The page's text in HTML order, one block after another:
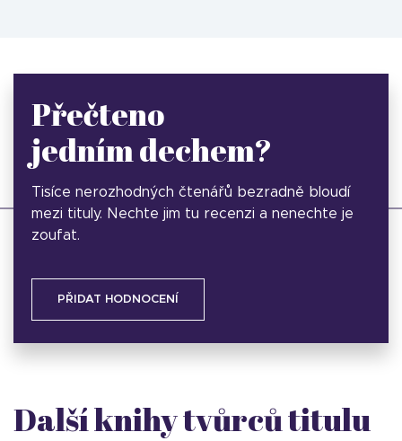
Přečteno
jedním dechem?
Tisíce nerozhodných čtenářů bezradně bloudí
mezi tituly. Nechte jim tu recenzi a nenechte je
zoufat.
PŘIDAT HODNOCENÍ
Další knihy tvůrců titulu